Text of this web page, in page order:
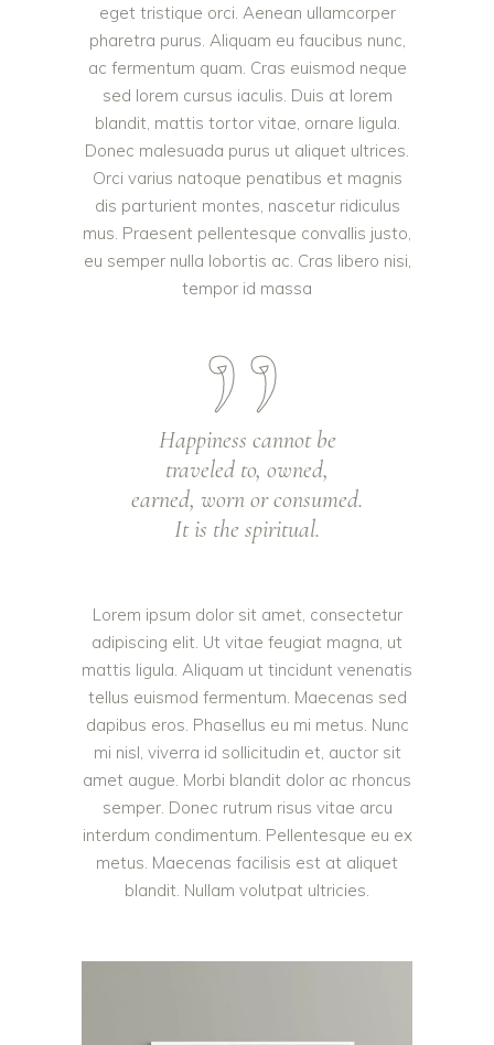
eget tristique orci. Aenean ullamcorper
pharetra purus. Aliquam eu faucibus nunc,
ac fermentum quam. Cras euismod neque
sed lorem cursus iaculis. Duis at lorem
blandit, mattis tortor vitae, ornare ligula.
Donec malesuada purus ut aliquet ultrices.
Orci varius natoque penatibus et magnis
dis parturient montes, nascetur ridiculus
mus. Praesent pellentesque convallis justo,
eu semper nulla lobortis ac. Cras libero nisi,
tempor id massa
Happiness cannot be
traveled to, owned,
earned, worn or consumed.
It is the spiritual.
Lorem ipsum dolor sit amet, consectetur
adipiscing elit. Ut vitae feugiat magna, ut
mattis ligula. Aliquam ut tincidunt venenatis
tellus euismod fermentum. Maecenas sed
dapibus eros. Phasellus eu mi metus. Nunc
mi nisl, viverra id sollicitudin et, auctor sit
amet augue. Morbi blandit dolor ac rhoncus
semper. Donec rutrum risus vitae arcu
interdum condimentum. Pellentesque eu ex
metus. Maecenas facilisis est at aliquet
blandit. Nullam volutpat ultricies.